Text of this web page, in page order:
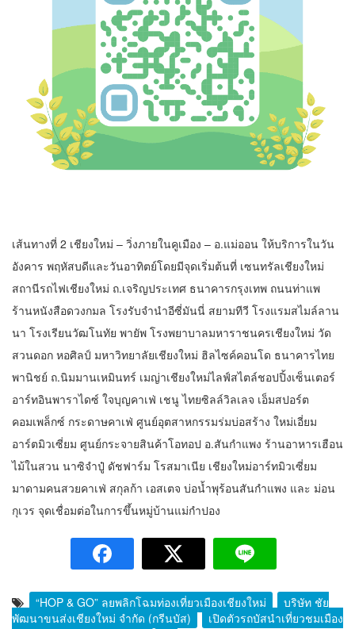
เส้นทางที่ 2 เชียงใหม่ – วิ่งภายในคูเมือง – อ.แม่ออน ให้บริการในวัน
อังคาร พฤหัสบดีและวันอาทิตย์โดยมีจุดเริ่มต้นที่ เซนทรัลเชียงใหม่
สถานีรถไฟเชียงใหม่ ถ.เจริญประเทศ ธนาคารกรุงเทพ ถนนท่าแพ
ร้านหนังสือดวงกมล โรงรับจำนำอีซี่มันนี่ สยามทีวี โรงแรมสไมล์ลาน
นา โรงเรียนวัฒโนทัย พายัพ โรงพยาบาลมหาราชนครเชียงใหม่ วัด
สวนดอก หอศิลป์ มหาวิทยาลัยเชียงใหม่ ฮิลไซค์คอนโด ธนาคารไทย
พานิชย์ ถ.นิมมานเหมินทร์ เมญ่าเชียงใหม่ไลฟ์สไตล์ชอปปิ้งเซ็นเตอร์
อาร์ทอินพาราไดซ์ ใจบุญคาเฟ่ เชนู ไทยซิลล์วิลเลจ เอ็มสปอร์ต
คอมเพล็กซ์ กระดาษคาเฟ่ ศูนย์อุตสาหกรรมร่มบ่อสร้าง ใหม่เอี่ยม
อาร์ตมิวเซี่ยม ศูนย์กระจายสินค้าโอทอป อ.สันกำแพง ร้านอาหารเฮือน
ไม้ในสวน นาซิจำปู๋ ดัชฟาร์ม โรสมาเนีย เชียงใหม่อาร์ทมิวเซี่ยม
มาดามคนสวยคาเฟ่ สกุลก้า เอสเตจ บ่อน้ำพุร้อนสันกำแพง และ ม่อน
กุเวร จุดเชื่อมต่อในการขึ้นหมู่บ้านแม่กำปอง
“HOP & GO” ลุยพลิกโฉมท่องเที่ยวเมืองเชียงใหม่
บริษัท ชัย
พัฒนาขนส่งเชียงใหม่ จำกัด (กรีนบัส)
เปิดตัวรถบัสนำเที่ยวชมเมือง